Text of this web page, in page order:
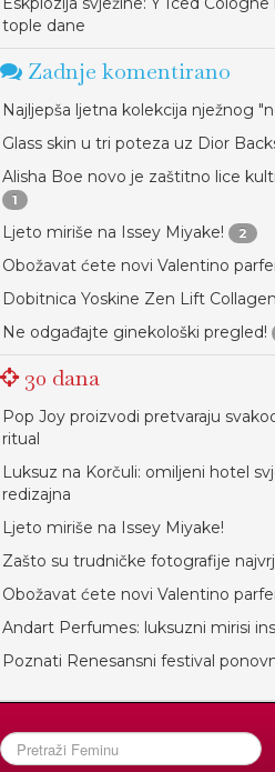
tople dane
Zadnje komentirano
Najljepša ljetna kolekcija nježnog
Glass skin u tri poteza uz Dior
Alisha Boe novo je zaštitno lice
1
Ljeto miriše na Issey Miyake! 2
Obožavat ćete novi Valentino
Dobitnica Yoskine Zen Lift
Ne odgađajte ginekološki pregled!
30 dana
Pop Joy proizvodi pretvaraju
ritual
Luksuz na Korčuli: omiljeni hotel
redizajna
Ljeto miriše na Issey Miyake!
Zašto su trudničke fotografije
Obožavat ćete novi Valentino
Andart Perfumes: luksuzni mirisi
Poznati Renesansni festival